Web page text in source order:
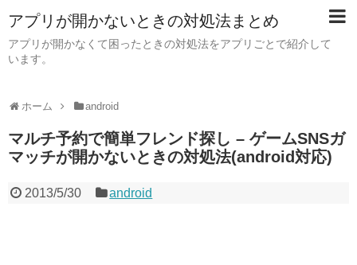
アプリが開かないときの対処法まとめ
アプリが開かなくて困ったときの対処法をアプリごとで紹介して
います。
ホーム android
マルチ予約で簡単フレンド探し – ゲームSNSガ
マッチが開かないときの対処法(android対応)
2013/5/30 android